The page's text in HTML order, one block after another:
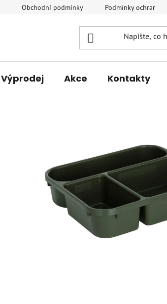
Obchodní podmínky Podmínky ochrany
Výprodej Akce Kontakty